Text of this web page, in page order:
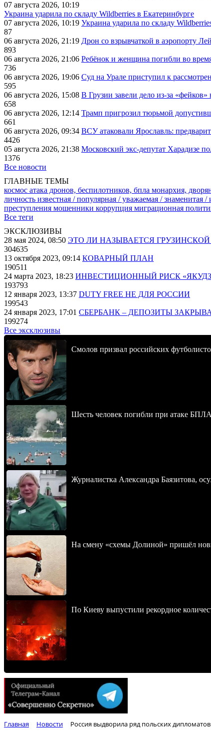
07 августа 2026, 10:19
Украина ударила по складу Wildberries в Екатеринбурге
07 августа 2026, 10:19 Украина ударила по складу
87
06 августа 2026, 21:19 Дрон со взрывчаткой в аэропорту
893
06 августа 2026, 21:06 Ребёнок и женщина погибли во
736
06 августа 2026, 19:06 Суд на Урале приступил к
595
06 августа 2026, 15:08 В Грузии завели дело из-за
658
06 августа 2026, 12:14 Трамп пригрозил тюрьмой
661
06 августа 2026, 09:34 ВСУ атаковали Ярославль:
4426
05 августа 2026, 21:38 Московский экс-депутат Харадизе
1376
Все новости
ГЛАВНЫЕ ТЕМЫ
космос атака дронов, беспилотников, бпла монархия,
личность известная / популярная / уважаемая / знаменитая /
преступления мошенники коррупция миграционная
Все теги
ЭКСКЛЮЗИВЫ
28 мая 2024, 08:50 ЭТО ЛИ НАЗЫВАЕТСЯ
304635
13 октября 2023, 09:14 КОВАРНЫЙ ПЛАН
190511
24 марта 2023, 18:23 ИНВЕСТИЦИОННЫЙ РИСК
193793
12 января 2023, 13:37 DUTY FREE НЕ ДЛЯ РОССИИ
199543
24 января 2023, 17:01 СБЕРБАНК – ДЕПОЗИТЫ
199274
Все эксклюзивы
Смолов призвал российских
Шесть человек погибли при атаке
Журналистка Александра Баязитова,
На смену «схемы Долиной» пришёл
По Киеву выпустили рекордное
Главная Новости Россия выдворила ряд польских дипломатов